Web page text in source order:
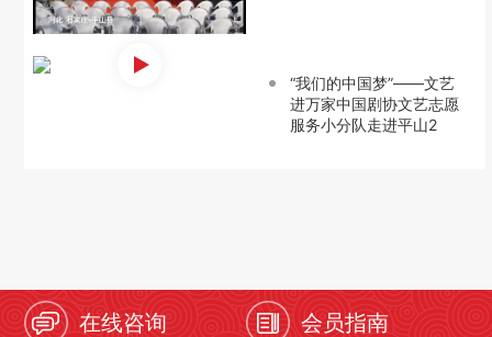
“我们的中国梦”——文艺
进万家中国剧协文艺志愿
服务小分队走进平山2
在线咨询 会员指南